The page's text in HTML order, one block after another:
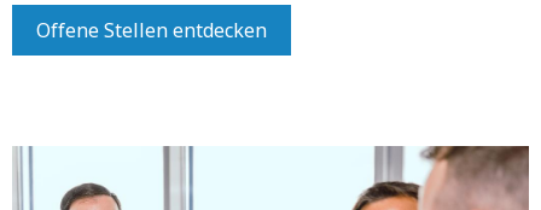
Offene Stellen entdecken